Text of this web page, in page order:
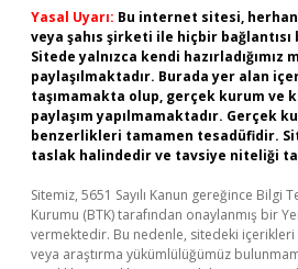
Yasal Uyarı: Bu internet sitesi,
veya şahıs şirketi ile hiçbir
Sitede yalnızca kendi hazırladığımız
paylaşılmaktadır. Burada yer alan
taşımamakta olup, gerçek kurum ve
paylaşım yapılmamaktadır. Gerçek
benzerlikleri tamamen tesadüfidir.
taslak halindedir ve tavsiye niteliği
Sitemiz, 5651 Sayılı Kanun gereğince Bilgi
Kurumu (BTK) tarafından onaylanmış bir
vermektedir. Bu nedenle, sitedeki
veya araştırma yükümlülüğümüz